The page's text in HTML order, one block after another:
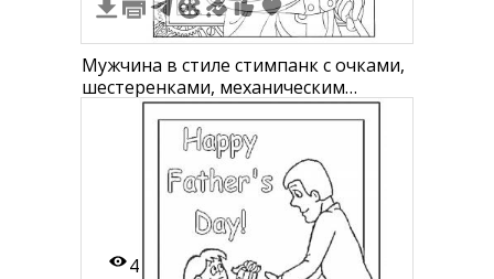
Мужчина в стиле стимпанк с очками,
шестеренками, механическим
попугаем и цилиндром
4